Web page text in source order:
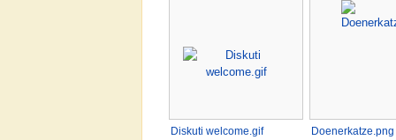
Diskuti welcome.gif
Doenerkatze.png